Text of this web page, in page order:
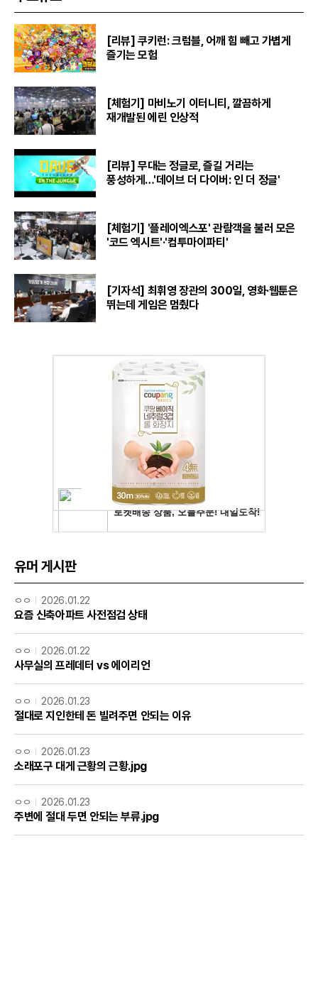
[리뷰] 쿠키런: 크럼블, 어깨 힘 빼고 가볍게
즐기는 모험
[체험기] 마비노기 이터니티, 깔끔하게
재개발된 에린 인상적
[리뷰] 무대는 정글로, 즐길 거리는
풍성하게…'데이브 더 다이버: 인 더 정글'
[체험기] '플레이엑스포' 관람객을 불러 모은
'코드 엑시트'·'컴투마이파티'
[기자석] 최휘영 장관의 300일, 영화·웹툰은
뛰는데 게임은 멈췄다
유머 게시판
ㅇㅇ 2026.01.22
요즘 신축아파트 사전점검 상태
ㅇㅇ 2026.01.22
사무실의 프레데터 vs 에이리언
ㅇㅇ 2026.01.23
절대로 지인한테 돈 빌려주면 안되는 이유
ㅇㅇ 2026.01.23
소래포구 대게 근황의 근황.jpg
ㅇㅇ 2026.01.23
주변에 절대 두면 안되는 부류.jpg